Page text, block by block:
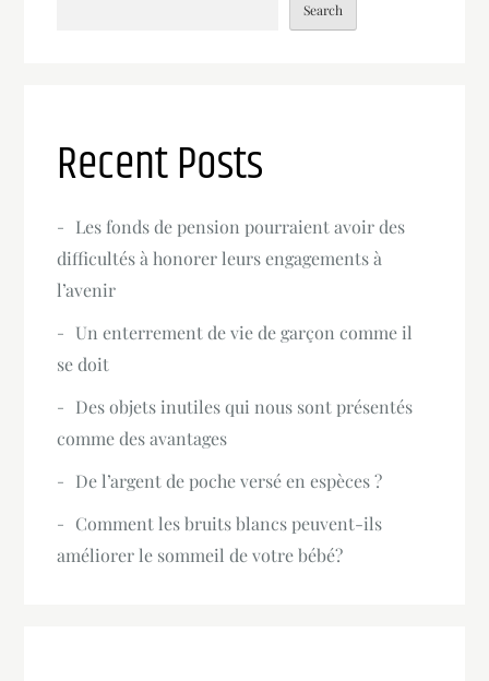
Search
Recent Posts
Les fonds de pension pourraient avoir des
difficultés à honorer leurs engagements à
l’avenir
Un enterrement de vie de garçon comme il
se doit
Des objets inutiles qui nous sont présentés
comme des avantages
De l’argent de poche versé en espèces ?
Comment les bruits blancs peuvent-ils
améliorer le sommeil de votre bébé?